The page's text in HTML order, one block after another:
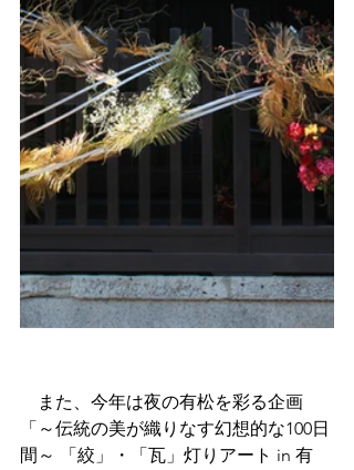
また、今年は夜の有松を彩る企画
「～伝統の美が織りなす幻想的な100日
間～ 「絞」・「瓦」灯りアート in 有